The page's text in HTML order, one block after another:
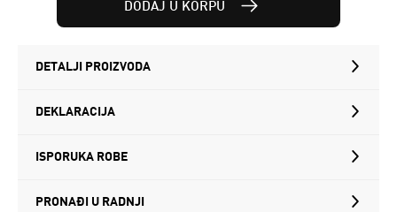
DODAJ U KORPU
DETALJI PROIZVODA
DEKLARACIJA
ISPORUKA ROBE
PRONAĐI U RADNJI